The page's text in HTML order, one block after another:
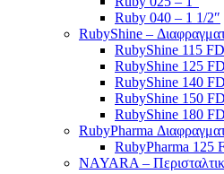
Ruby 040 – 1 1/2″
RubyShine –
RubyShine 115
RubyShine 125
RubyShine 140
RubyShine 150
RubyShine 180
RubyPharma
RubyPharma 125
NAYARA –